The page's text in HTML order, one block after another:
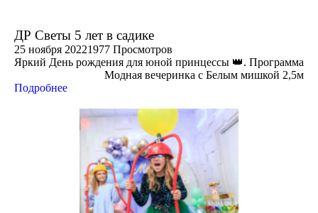
ДР Светы 5 лет в садике
25 ноября 20221977 Просмотров
Яркий День рождения для юной принцессы 👑. Программа
Модная вечеринка с Белым мишкой 2,5м
Подробнее